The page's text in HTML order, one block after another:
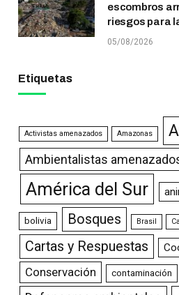
escombros
riesgos para
05/08/2026
Etiquetas
Activistas amenazados Amazonas
Ambientalistas
América del Sur
bolivia Bosques Brasil
Cartas y Respuestas
Conservación contaminación